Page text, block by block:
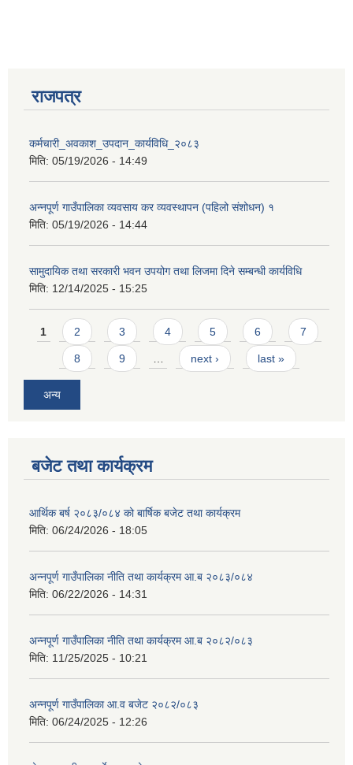
राजपत्र
कर्मचारी_अवकाश_उपदान_कार्यविधि_२०८३
मिति: 05/19/2026 - 14:49
अन्नपूर्ण गाउँपालिका व्यवसाय कर व्यवस्थापन (पहिलो संशोधन) १
मिति: 05/19/2026 - 14:44
सामुदायिक तथा सरकारी भवन उपयोग तथा लिजमा दिने सम्बन्धी कार्यविधि
मिति: 12/14/2025 - 15:25
Pages
1 2 3 4 5 6 7
8 9 next › last »
अन्य
बजेट तथा कार्यक्रम
आर्थिक बर्ष २०८३/०८४ को बार्षिक बजेट तथा कार्यक्रम
मिति: 06/24/2026 - 18:05
अन्नपूर्ण गाउँपालिका नीति तथा कार्यक्रम आ.ब २०८३/०८४
मिति: 06/22/2026 - 14:31
अन्नपूर्ण गाउँपालिका नीति तथा कार्यक्रम आ.ब २०८२/०८३
मिति: 11/25/2025 - 10:21
अन्नपूर्ण गाउँपालिका आ.व बजेट २०८२/०८३
मिति: 06/24/2025 - 12:26